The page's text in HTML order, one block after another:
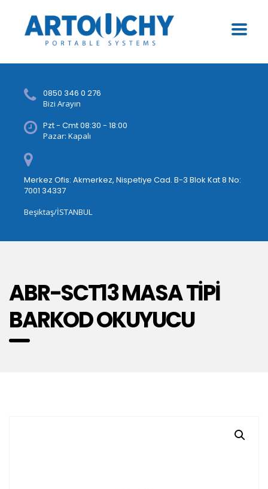
0850 346 0 276
Bizi Arayın
Pzt - Cmt 08:30 - 18:00
Pazar: Kapalı
Merkez Ofis: Akmerkez, Nispetiye Cad. B-3 Blok Kat 8 No:
7001 34337
Beşiktaş/İSTANBUL
ABR-SCT13 MASA TİPİ
BARKOD OKUYUCU